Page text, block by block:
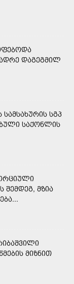
ᲓᲐᲒᲔᲒᲛᲘᲚ
ᲡᲒᲞ
ᲡᲐᲥᲝᲜᲚᲘᲡ
ᲨᲔᲛᲓᲔᲒ, ᲛᲖᲘᲐ
ᲛᲘᲖᲜᲘᲗ